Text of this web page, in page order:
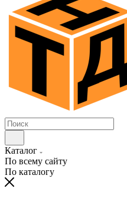
Каталог
По всему сайту
По каталогу